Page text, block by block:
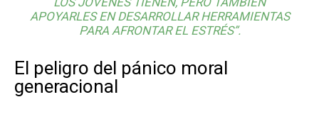
APOYARLES EN DESARROLLAR HERRAMIENTAS
PARA AFRONTAR EL ESTRÉS”.
El peligro del pánico moral
generacional